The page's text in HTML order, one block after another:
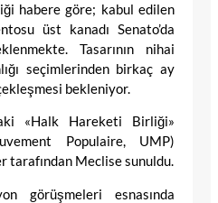
habere göre; kabul edilen
üst kanadı Senato’da
Tasarının nihai
seçimlerinden birkaç ay
bekleniyor.
«Halk Hareketi Birliği»
Populaire, UMP)
tarafından Meclise sunuldu.
görüşmeleri esnasında